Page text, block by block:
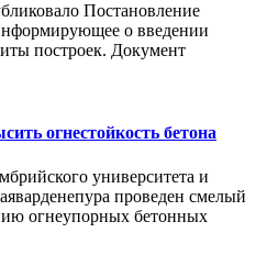
Постановление
о введении
построек. Документ
огнестойкость бетона
университета и
проведен смелый
огнеупорных бетонных